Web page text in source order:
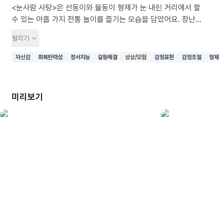
<눈사람 사탕>은 선동이와 율동이 형제가 눈 내린 거리에서 할
수 있는 아홉 가지 전통 놀이를 즐기는 모습을 담았어요. 장난감
선동이는 행운 불러오기 프로젝트를 시작했어요. 이 프로젝트는
행운을 가져다주는 아홉 가지 전통 놀이를 함께하는
수 있는 우리 고유의 민속놀이를 알아보아요.
펼치기
자신감 회복탄력성 정서지능 갈등해결 상상/모험 감정표현 감정조절 형
미리보기